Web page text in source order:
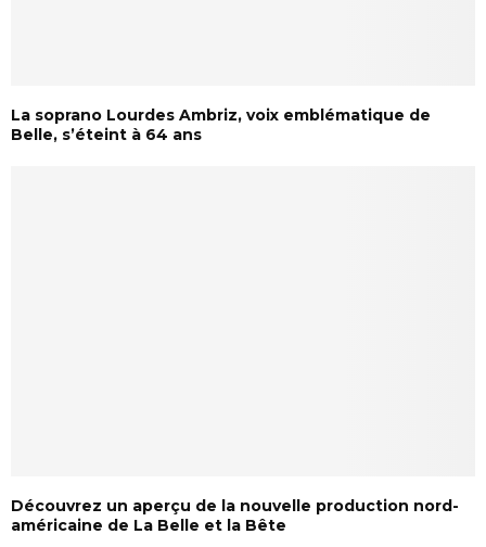
La soprano Lourdes Ambriz, voix emblématique de
Belle, s’éteint à 64 ans
Découvrez un aperçu de la nouvelle production nord-
américaine de La Belle et la Bête